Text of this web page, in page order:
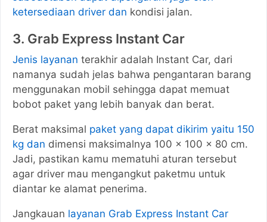
ketersediaan driver dan kondisi jalan.
3. Grab Express Instant Car
Jenis layanan terakhir adalah Instant Car, dari
namanya sudah jelas bahwa pengantaran barang
menggunakan mobil sehingga dapat memuat
bobot paket yang lebih banyak dan berat.
Berat maksimal paket yang dapat dikirim yaitu 150
kg dan dimensi maksimalnya 100 x 100 x 80 cm.
Jadi, pastikan kamu mematuhi aturan tersebut
agar driver mau mengangkut paketmu untuk
diantar ke alamat penerima.
Jangkauan layanan Grab Express Instant Car